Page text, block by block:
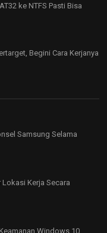
ke NTFS Pasti Bisa
Begini Cara Kerjanya
Samsung Selama
Kerja Secara
Windows 10